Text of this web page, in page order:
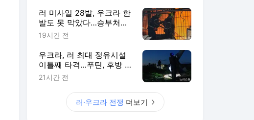
러 미사일 28발, 우크라 한
발도 못 막았다…승부처는
하늘로
19시간 전
우크라, 러 최대 정유시설
이틀째 타격…푸틴, 후방 지
원 기능 통합
21시간 전
러·우크라 전쟁 더보기